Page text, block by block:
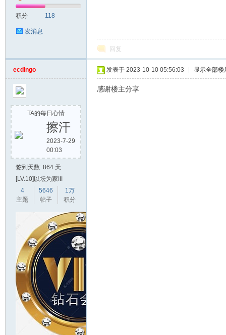
积分 118
发消息
回复
ecdingo
TA的每日心情
擦汗
2023-7-29
00:03
签到天数: 864 天
[LV.10]以坛为家III
4
主题
5646
帖子
1万
积分
发表于 2023-10-10 05:56:03 显示全部楼
感谢楼主分享